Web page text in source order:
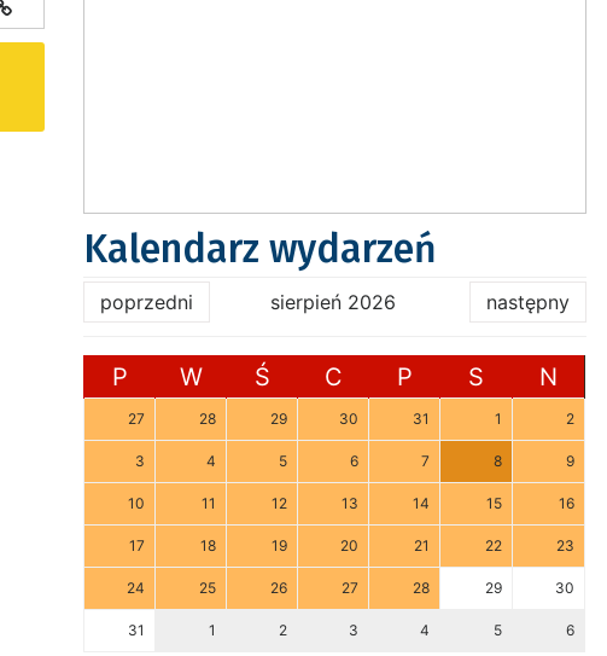
Kalendarz wydarzeń
poprzedni sierpień 2026 następny
P W Ś C P S N
27 28 29 30 31 1 2
3 4 5 6 7 8 9
10 11 12 13 14 15 16
17 18 19 20 21 22 23
24 25 26 27 28 29 30
31 1 2 3 4 5 6